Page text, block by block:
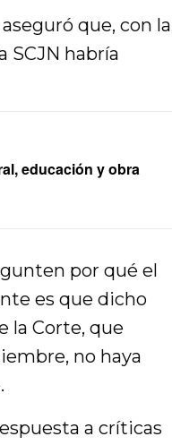
que, con la
SCJN habría
educación y obra
por qué el
es que dicho
la Corte, que
no haya
a críticas